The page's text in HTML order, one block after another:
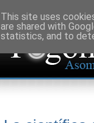
This site uses
are shared with
statistics, and to